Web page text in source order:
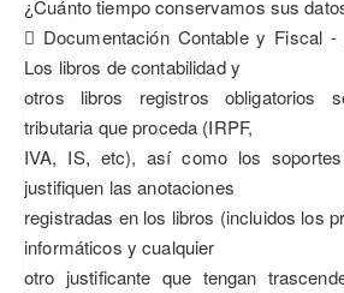
¿Cuánto tiempo conservamos sus
 Documentación Contable y Fiscal
Los libros de contabilidad y
otros libros registros obligatorios
tributaria que proceda (IRPF,
IVA, IS, etc), así como los
justifiquen las anotaciones
registradas en los libros (incluidos los
informáticos y cualquier
otro justificante que tengan